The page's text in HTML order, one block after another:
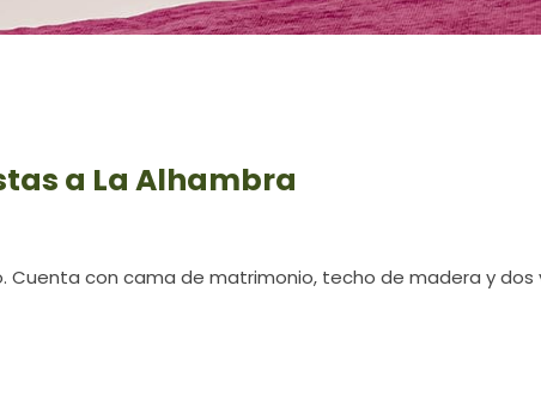
a La Alhambra
Cuenta con cama de matrimonio, techo de madera y